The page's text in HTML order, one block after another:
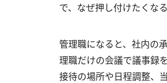
で、なぜ押し付けたくな
管理職になると、社内の
理職だけの会議で議事録
接待の場所や日程調整、